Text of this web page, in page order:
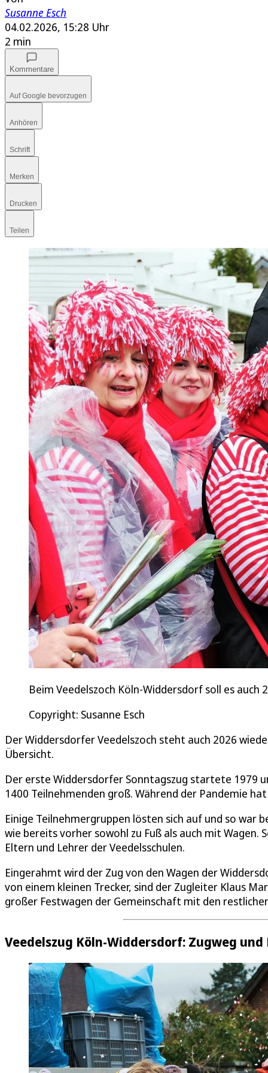
Susanne Esch
04.02.2026, 15:28 Uhr
2 min
Kommentare
Auf Google bevorzugen
Anhören
Schrift
Merken
Drucken
Teilen
Beim Veedelszoch Köln-Widdersdorf soll es auch
Copyright: Susanne Esch
Der Widdersdorfer Veedelszoch steht auch 2026
Übersicht.
Der erste Widdersdorfer Sonntagszug startete 1979
1400 Teilnehmenden groß. Während der Pandemie
Einige Teilnehmergruppen lösten sich auf und so war
wie bereits vorher sowohl zu Fuß als auch mit Wagen.
Eltern und Lehrer der Veedelsschulen.
Eingerahmt wird der Zug von den Wagen der
von einem kleinen Trecker, sind der Zugleiter Klaus
großer Festwagen der Gemeinschaft mit den
Veedelszug Köln-Widdersdorf: Zugweg und